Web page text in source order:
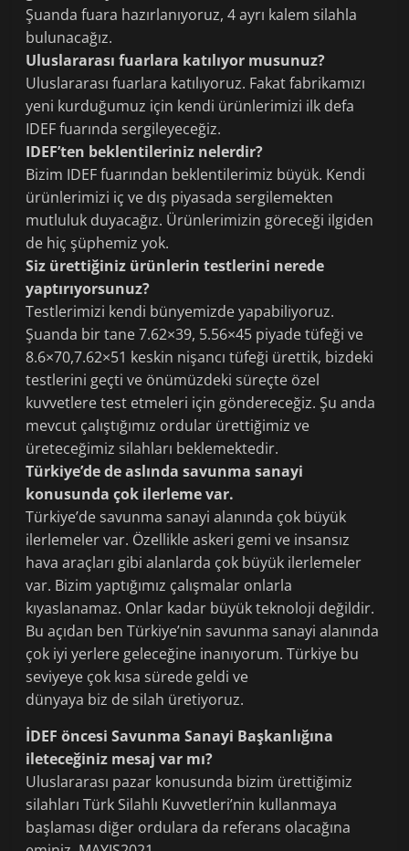
Şuanda fuara hazırlanıyoruz, 4 ayrı kalem silahla
bulunacağız.
Uluslararası fuarlara katılıyor musunuz?
Uluslararası fuarlara katılıyoruz. Fakat fabrikamızı
yeni kurduğumuz için kendi ürünlerimizi ilk defa
IDEF fuarında sergileyeceğiz.
IDEF’ten beklentileriniz nelerdir?
Bizim IDEF fuarından beklentilerimiz büyük. Kendi
ürünlerimizi iç ve dış piyasada sergilemekten
mutluluk duyacağız. Ürünlerimizin göreceği ilgiden
de hiç şüphemiz yok.
Siz ürettiğiniz ürünlerin testlerini nerede
yaptırıyorsunuz?
Testlerimizi kendi bünyemizde yapabiliyoruz.
Şuanda bir tane 7.62×39, 5.56×45 piyade tüfeği ve
8.6×70,7.62×51 keskin nişancı tüfeği ürettik, bizdeki
testlerini geçti ve önümüzdeki süreçte özel
kuvvetlere test etmeleri için göndereceğiz. Şu anda
mevcut çalıştığımız ordular ürettiğimiz ve
üreteceğimiz silahları beklemektedir.
Türkiye’de de aslında savunma sanayi
konusunda çok ilerleme var.
Türkiye’de savunma sanayi alanında çok büyük
ilerlemeler var. Özellikle askeri gemi ve insansız
hava araçları gibi alanlarda çok büyük ilerlemeler
var. Bizim yaptığımız çalışmalar onlarla
kıyaslanamaz. Onlar kadar büyük teknoloji değildir.
Bu açıdan ben Türkiye’nin savunma sanayi alanında
çok iyi yerlere geleceğine inanıyorum. Türkiye bu
seviyeye çok kısa sürede geldi ve
dünyaya biz de silah üretiyoruz.
İDEF öncesi Savunma Sanayi Başkanlığına
ileteceğiniz mesaj var mı?
Uluslararası pazar konusunda bizim ürettiğimiz
silahları Türk Silahlı Kuvvetleri’nin kullanmaya
başlaması diğer ordulara da referans olacağına